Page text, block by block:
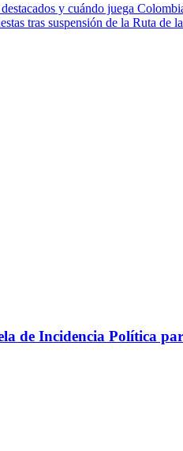
y cuándo juega
tras suspensión de la Ruta de
de Incidencia Política